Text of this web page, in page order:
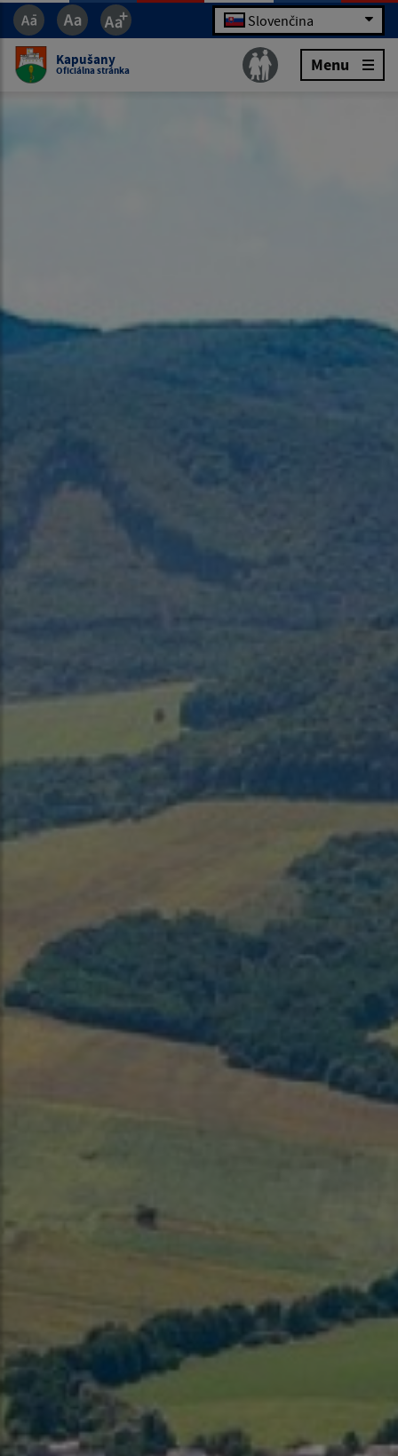
Slovenčina
Kapušany
Oficiálna stránka Menu